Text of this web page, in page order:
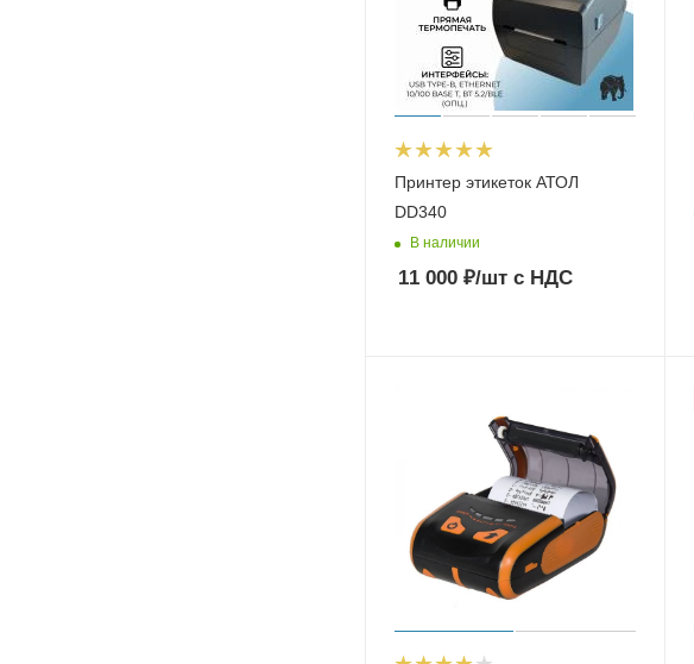
Принтер этикеток АТОЛ
DD340
В наличии
11 000 ₽/шт с НДС